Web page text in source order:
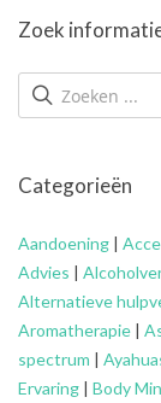
Zoek
Categorieën
Aandoening |
Advies |
Alternatieve
Aromatherapie |
spectrum |
Ervaring | Body